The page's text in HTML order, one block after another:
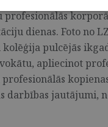
dienas. Foto no
pulcējās
apliecinot
darbības jautājumi,